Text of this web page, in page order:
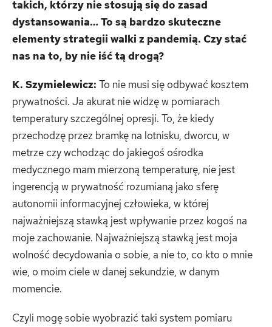
takich, którzy nie stosują się do zasad
dystansowania… To są bardzo skuteczne
elementy strategii walki z pandemią. Czy stać
nas na to, by nie iść tą drogą?
K. Szymielewicz: To nie musi się odbywać kosztem
prywatności. Ja akurat nie widzę w pomiarach
temperatury szczególnej opresji. To, że kiedy
przechodzę przez bramkę na lotnisku, dworcu, w
metrze czy wchodząc do jakiegoś ośrodka
medycznego mam mierzoną temperaturę, nie jest
ingerencją w prywatność rozumianą jako sferę
autonomii informacyjnej człowieka, w której
najważniejszą stawką jest wpływanie przez kogoś na
moje zachowanie. Najważniejszą stawką jest moja
wolność decydowania o sobie, a nie to, co kto o mnie
wie, o moim ciele w danej sekundzie, w danym
momencie.
Czyli mogę sobie wyobrazić taki system pomiaru